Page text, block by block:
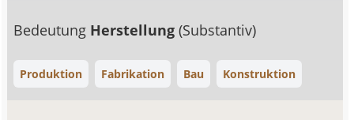
Bedeutung Herstellung(Substantiv)
Produktion Fabrikation Bau Konstruktion